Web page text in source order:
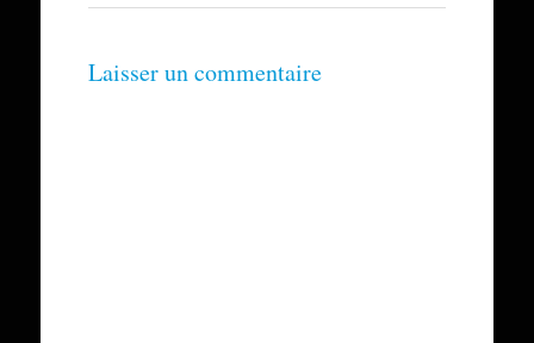
Laisser un commentaire